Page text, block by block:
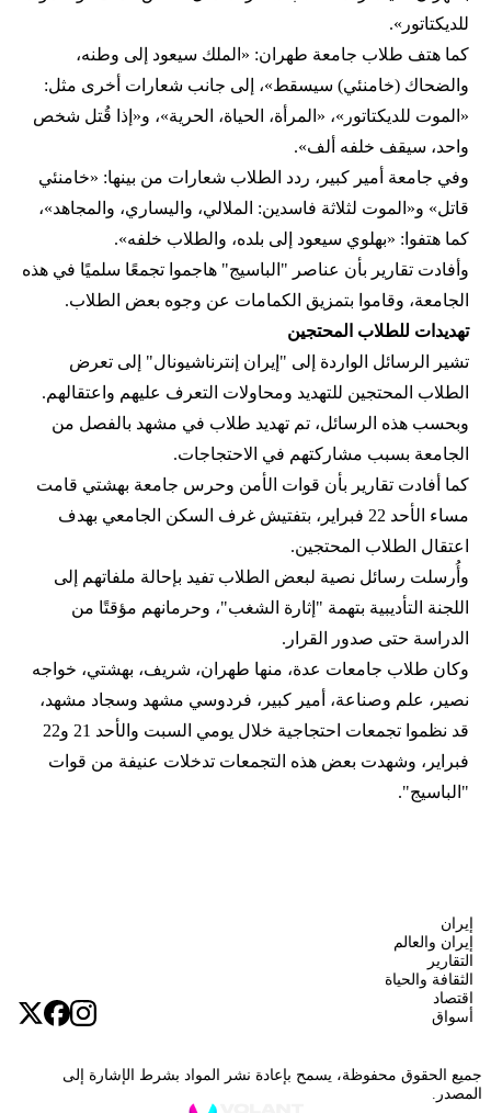
للديكتاتور».
كما هتف طلاب جامعة طهران: «الملك سيعود إلى وطنه،
والضحاك (خامنئي) سيسقط»، إلى جانب شعارات أخرى مثل:
«الموت للديكتاتور»، «المرأة، الحياة، الحرية»، و«إذا قُتل شخص
واحد، سيقف خلفه ألف».
وفي جامعة أمير كبير، ردد الطلاب شعارات من بينها: «خامنئي
قاتل» و«الموت لثلاثة فاسدين: الملالي، واليساري، والمجاهد»،
كما هتفوا: «بهلوي سيعود إلى بلده، والطلاب خلفه».
وأفادت تقارير بأن عناصر "الباسيج" هاجموا تجمعًا سلميًا في هذه
الجامعة، وقاموا بتمزيق الكمامات عن وجوه بعض الطلاب.
تهديدات للطلاب المحتجين
تشير الرسائل الواردة إلى "إيران إنترناشيونال" إلى تعرض
الطلاب المحتجين للتهديد ومحاولات التعرف عليهم واعتقالهم.
وبحسب هذه الرسائل، تم تهديد طلاب في مشهد بالفصل من
الجامعة بسبب مشاركتهم في الاحتجاجات.
كما أفادت تقارير بأن قوات الأمن وحرس جامعة بهشتي قامت
مساء الأحد 22 فبراير، بتفتيش غرف السكن الجامعي بهدف
اعتقال الطلاب المحتجين.
وأُرسلت رسائل نصية لبعض الطلاب تفيد بإحالة ملفاتهم إلى
اللجنة التأديبية بتهمة "إثارة الشغب"، وحرمانهم مؤقتًا من
الدراسة حتى صدور القرار.
وكان طلاب جامعات عدة، منها طهران، شريف، بهشتي، خواجه
نصير، علم وصناعة، أمير كبير، فردوسي مشهد وسجاد مشهد،
قد نظموا تجمعات احتجاجية خلال يومي السبت والأحد 21 و22
فبراير، وشهدت بعض هذه التجمعات تدخلات عنيفة من قوات
"الباسيج".
إيران
إيران والعالم
التقارير
الثقافة والحياة
اقتصاد
أسواق
جميع الحقوق محفوظة، يسمح بإعادة نشر المواد بشرط الإشارة إلى
المصدر.